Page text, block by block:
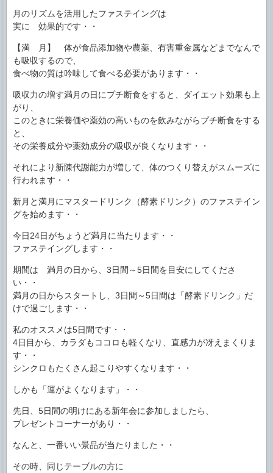
月のリズムを活用したファステイングは
実に 効果的です・・
【満 月】 体が食品添加物や農薬、有害重金属などまでなんで
も吸収するので、
食べ物の質は吟味して食べる必要があります・・
吸収力の増す満月の日にプチ断食をすると、ダイエット効果も上
がり、
このときに栄養価や薬効の高いものを飲みながらプチ断食をする
と、
その栄養成分や薬効成分の吸収が良くなります・・
それにより新陳代謝能力が増して、体のつくり替えがスムーズに
行われます・・
新月と満月にマスタードリンク（酵素ドリンク）のファステイン
グを始めます・・
今日24日がちょうど満月に当たります・・
ファステイングします・・
期間は 満月の日から、3日間～5日間を目安にしてくださ
い・・
満月の日からスタートし、3日間～5日間は「酵素ドリンク」だ
けで過ごします・・
私のオススメは5日間です・・
4日目から、カラダもココロも軽くなり、直感力が冴えまくりま
す・・
シンクロもたくさん起こりやすくなります・・
しかも「運がよくなります」・・
先日、5日間の明けにある新年会に参加しましたら、
プレゼントコーナーがあり・・
なんと、一番いい景品が当たりました・・
その時、同じテーブルの方に